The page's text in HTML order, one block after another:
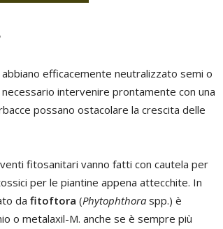
efficacemente neutralizzato semi o
intervenire prontamente con una
possano ostacolare la crescita delle
fitosanitari vanno fatti con cautela per
per le piantine appena attecchite. In
da fitoftora (Phytophthora spp.) è
o metalaxil-M. anche se è sempre più